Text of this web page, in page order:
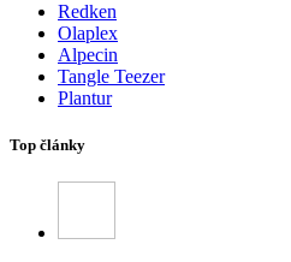
Redken
Olaplex
Alpecin
Tangle Teezer
Plantur
Top články